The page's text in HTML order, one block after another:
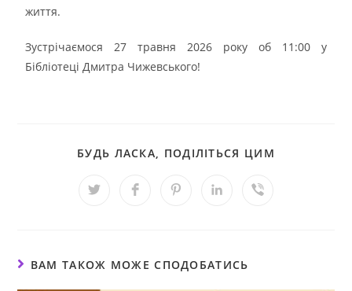
життя.
Зустрічаємося 27 травня 2026 року об 11:00 у
Бібліотеці Дмитра Чижевського!
БУДЬ ЛАСКА, ПОДІЛІТЬСЯ ЦИМ
ВАМ ТАКОЖ МОЖЕ СПОДОБАТИСЬ